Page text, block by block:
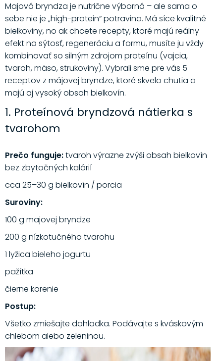
Majová bryndza je nutrične výborná – ale sama o
sebe nie je „high-protein“ potravina. Má síce kvalitné
bielkoviny, no ak chcete recepty, ktoré majú reálny
efekt na sýtosť, regeneráciu a formu, musíte ju vždy
kombinovať so silným zdrojom proteínu (vajcia,
tvaroh, mäso, strukoviny). Vybrali sme pre vás 5
receptov z májovej bryndze, ktoré skvelo chutia a
majú aj vysoký obsah bielkovín.
1. Proteínová bryndzová nátierka s
tvarohom
Prečo funguje:tvaroh výrazne zvýši obsah bielkovín
bez zbytočných kalórií
cca 25–30 g bielkovín / porcia
Suroviny:
100 g majovej bryndze
200 g nízkotučného tvarohu
1 lyžica bieleho jogurtu
pažítka
čierne korenie
Postup:
Všetko zmiešajte dohladka. Podávajte s kváskovým
chlebom alebo zeleninou.